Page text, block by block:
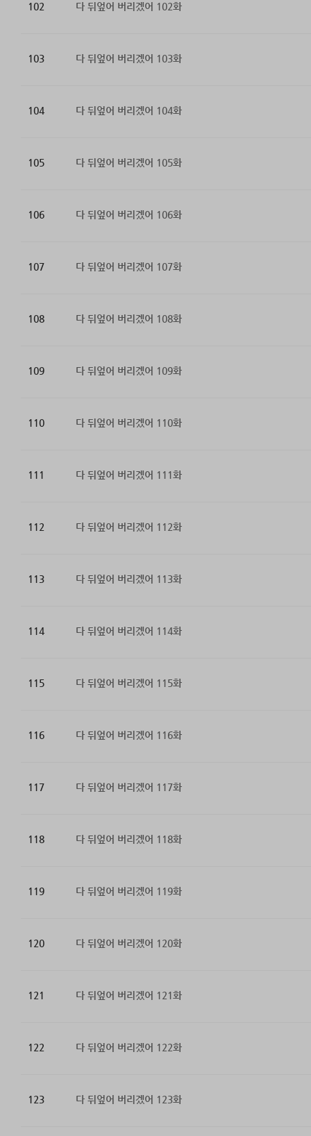
102 다 뒤엎어 버리겠어 102화
103 다 뒤엎어 버리겠어 103화
104 다 뒤엎어 버리겠어 104화
105 다 뒤엎어 버리겠어 105화
106 다 뒤엎어 버리겠어 106화
107 다 뒤엎어 버리겠어 107화
108 다 뒤엎어 버리겠어 108화
109 다 뒤엎어 버리겠어 109화
110 다 뒤엎어 버리겠어 110화
111 다 뒤엎어 버리겠어 111화
112 다 뒤엎어 버리겠어 112화
113 다 뒤엎어 버리겠어 113화
114 다 뒤엎어 버리겠어 114화
115 다 뒤엎어 버리겠어 115화
116 다 뒤엎어 버리겠어 116화
117 다 뒤엎어 버리겠어 117화
118 다 뒤엎어 버리겠어 118화
119 다 뒤엎어 버리겠어 119화
120 다 뒤엎어 버리겠어 120화
121 다 뒤엎어 버리겠어 121화
122 다 뒤엎어 버리겠어 122화
123 다 뒤엎어 버리겠어 123화